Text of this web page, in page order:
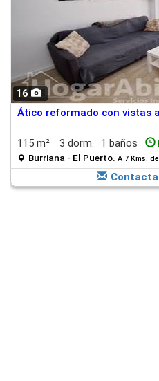
16
Ático reformado con vistas
115 m² 3 dorm. 1 baños
Burriana - El Puerto. A 7 Kms.